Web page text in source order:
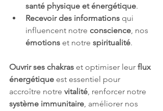
santé physique et énergétique.
Recevoir des informations qui
influencent notre conscience , nos
émotions et notre spiritualité.
Ouvrir ses chakras et optimiser leur flux
énergétique est essentiel pour
accroître notre vitalité , renforcer notre
système immunitaire , améliorer nos